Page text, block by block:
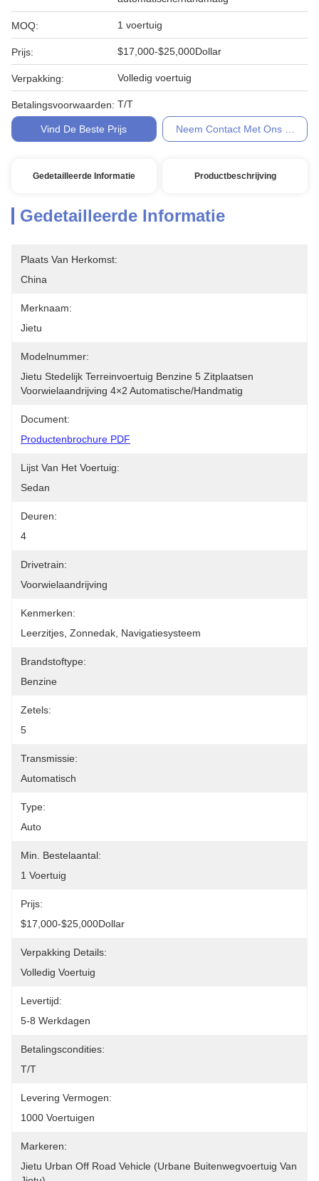
MOQ: 1 voertuig
Prijs: $17,000-$25,000Dollar
Verpakking: Volledig voertuig
Betalingsvoorwaarden: T/T
Vind De Beste Prijs Neem Contact Met Ons Op
Gedetailleerde Informatie Productbeschrijving
Gedetailleerde Informatie
Plaats Van Herkomst:
China
Merknaam:
Jietu
Modelnummer:
Jietu Stedelijk Terreinvoertuig Benzine 5 Zitplaatsen
Voorwielaandrijving 4×2 Automatische/handmatig
Document:
Productenbrochure PDF
Lijst Van Het Voertuig:
Sedan
Deuren:
4
Drivetrain:
Voorwielaandrijving
Kenmerken:
Leerzitjes, Zonnedak, Navigatiesysteem
Brandstoftype:
Benzine
Zetels:
5
Transmissie:
Automatisch
Type:
Auto
Min. Bestelaantal:
1 Voertuig
Prijs:
$17,000-$25,000Dollar
Verpakking Details:
Volledig Voertuig
Levertijd:
5-8 Werkdagen
Betalingscondities:
T/T
Levering Vermogen:
1000 Voertuigen
Markeren:
Jietu Urban Off Road Vehicle (Urbane Buitenwegvoertuig Van